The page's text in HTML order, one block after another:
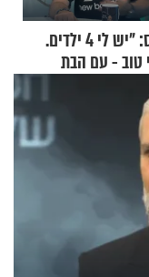
ננסי ברנדס: "יש לי 4 ילדים.
טוב - עם הבת